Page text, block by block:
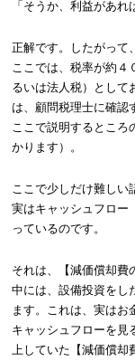
「そうか、利益があれ
正解です。したがって
ここでは、税率が約４
るいは法人税）として
は、顧問税理士に確認
ここで説明するとこ
かります）。
ここで少しだけ難しい
実はキャッシュフロー
っているのです。
それは、【減価償却費
中には、設備投資をし
ます。これは、実はお
キャッシュフローを見
上していた【減価償